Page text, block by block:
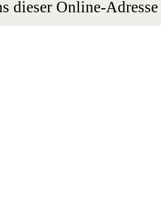
dieser Online-Adresse